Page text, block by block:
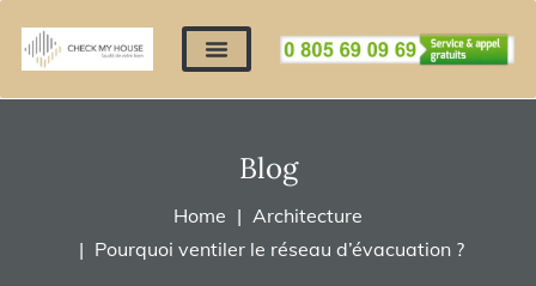
Blog
Home
Architecture
Pourquoi ventiler le réseau d’évacuation ?